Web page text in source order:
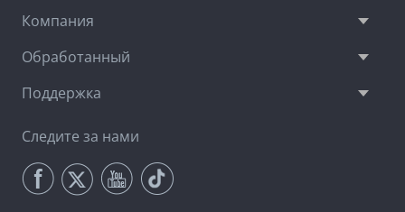
Компания
Обработанный
Поддержка
Следите за нами